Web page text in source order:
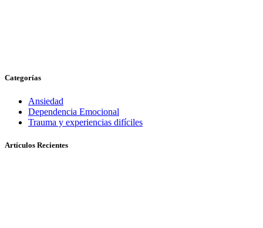
Categorías
Ansiedad
Dependencia Emocional
Trauma y experiencias difíciles
Artículos Recientes